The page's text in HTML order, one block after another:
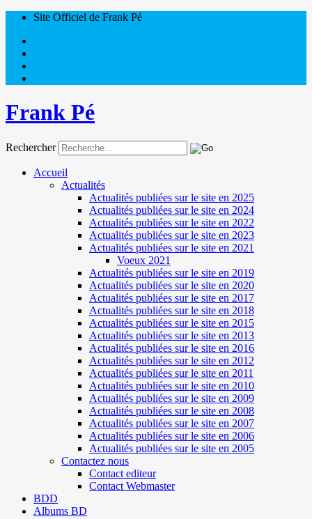
Site Officiel de Frank Pé
Frank Pé
Rechercher
Accueil
Actualités
Actualités publiées sur le site en 2025
Actualités publiées sur le site en 2024
Actualités publiées sur le site en 2022
Actualités publiées sur le site en 2023
Actualités publiées sur le site en 2021
Voeux 2021
Actualités publiées sur le site en 2019
Actualités publiées sur le site en 2020
Actualités publiées sur le site en 2017
Actualités publiées sur le site en 2018
Actualités publiées sur le site en 2015
Actualités publiées sur le site en 2013
Actualités publiées sur le site en 2016
Actualités publiées sur le site en 2012
Actualités publiées sur le site en 2011
Actualités publiées sur le site en 2010
Actualités publiées sur le site en 2009
Actualités publiées sur le site en 2008
Actualités publiées sur le site en 2007
Actualités publiées sur le site en 2006
Actualités publiées sur le site en 2005
Contactez nous
Contact editeur
Contact Webmaster
BDD
Albums BD